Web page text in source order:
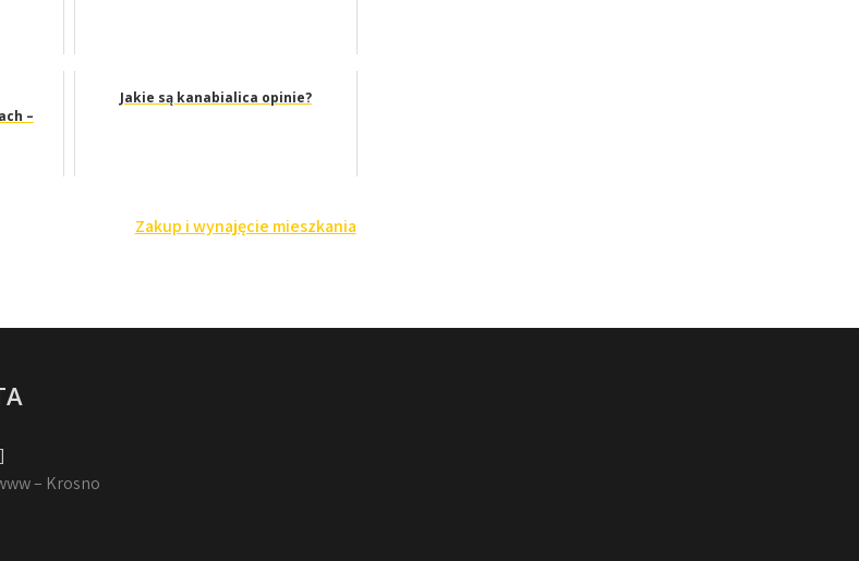
–
Jakie są kanabialica opinie?
Zakup i wynajęcie mieszkania
– Krosno